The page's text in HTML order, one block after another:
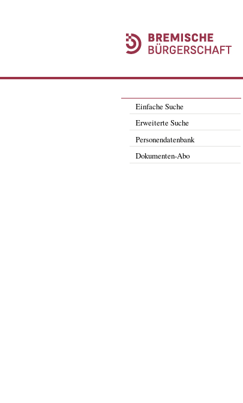
Einfache Suche
Erweiterte Suche
Personendatenbank
Dokumenten-Abo